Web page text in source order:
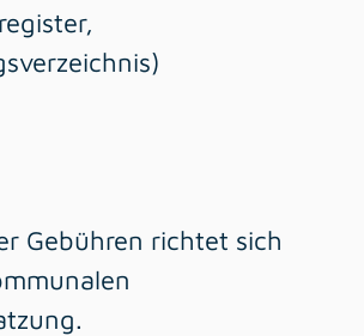
Gebühren richtet sich